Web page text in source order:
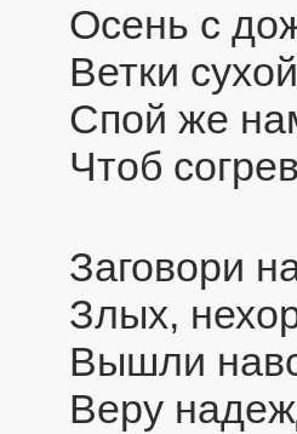
Осень с
Ветки
Спой же
Чтоб
Заговори
Злых,
Вышли
Веру